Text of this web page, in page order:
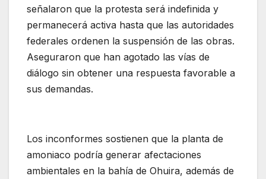
señalaron que la protesta será indefinida y
permanecerá activa hasta que las autoridades
federales ordenen la suspensión de las obras.
Aseguraron que han agotado las vías de
diálogo sin obtener una respuesta favorable a
sus demandas.
Los inconformes sostienen que la planta de
amoniaco podría generar afectaciones
ambientales en la bahía de Ohuira, además de